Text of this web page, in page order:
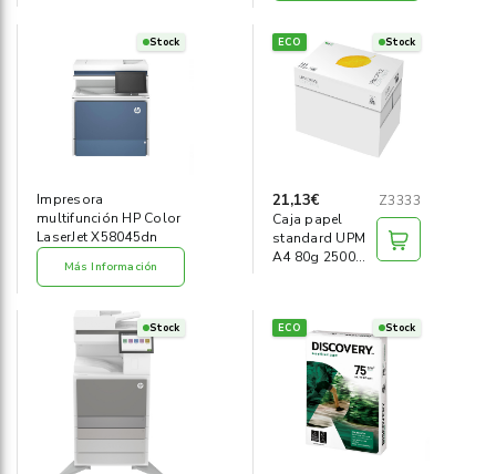
Stock
Impresora
multifunción HP Color
LaserJet X58045dn
Más Información
ECO Stock
21,13€
Z3333
Caja papel
standard UPM
A4 80g 2500
Stock ECO Stock